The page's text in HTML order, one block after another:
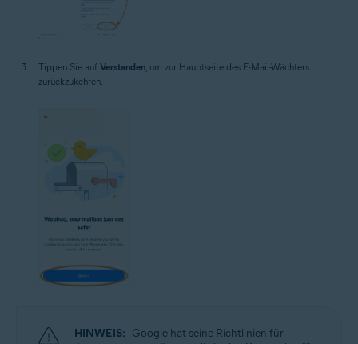
Tippen Sie auf Verstanden, um zur Hauptseite des E-Mail-Wächters
zurückzukehren.
HINWEIS: Google hat seine Richtlinien für